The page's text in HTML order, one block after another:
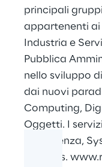
principali
appartenenti ai
Industria e
Pubblica
nello sviluppo
dai nuovi
Computing,
Oggetti. I
Consulenza,
Services.